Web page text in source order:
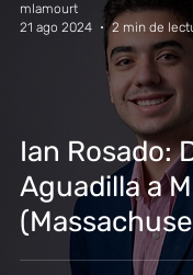
Ian Rosado:
Aguadilla a
Intitute of
mlamourt
21 ago 2024
2 min de